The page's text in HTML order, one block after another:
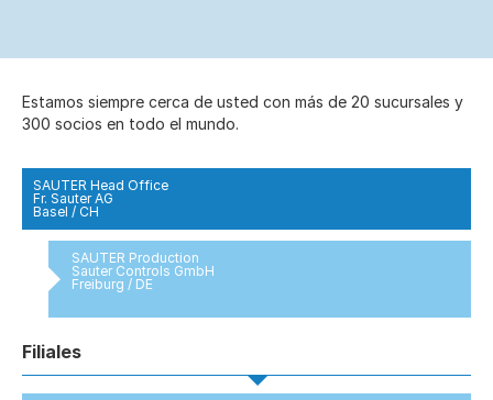
Estamos siempre cerca de usted con más de 20 sucursales y
300 socios en todo el mundo.
SAUTER Head Office
Fr. Sauter AG
Basel / CH
SAUTER Production
Sauter Controls GmbH
Freiburg / DE
Filiales